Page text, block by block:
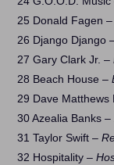
25 Donald Fagen
26 Django Django
27 Gary Clark Jr. –
28 Beach House –
29 Dave
30 Azealia Banks –
31 Taylor Swift –
32 Hospitality –